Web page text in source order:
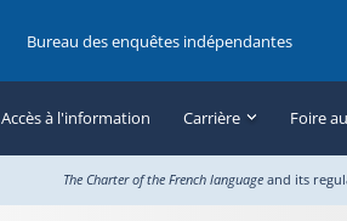
Bureau des enquêtes indépendantes
Accès à l'information Carrière Foire
The Charter of the French language and its